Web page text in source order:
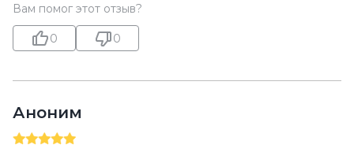
Вам помог этот отзыв?
0 0
Аноним